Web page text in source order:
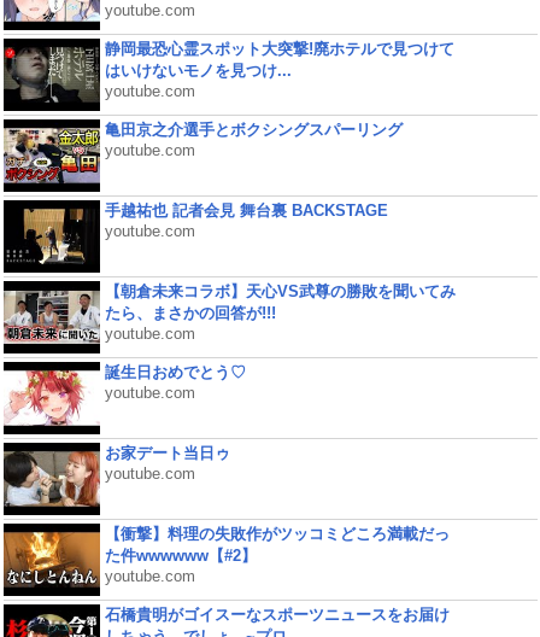
youtube.com
静岡最恐心霊スポット大突撃!廃ホテルで見つけて
はいけないモノを見つけ...
youtube.com
亀田京之介選手とボクシングスパーリング
youtube.com
手越祐也 記者会見 舞台裏 BACKSTAGE
youtube.com
【朝倉未来コラボ】天心VS武尊の勝敗を聞いてみ
たら、まさかの回答が!!!
youtube.com
誕生日おめでとう♡
youtube.com
お家デート当日ゥ
youtube.com
【衝撃】料理の失敗作がツッコミどころ満載だっ
た件wwwwww【#2】
youtube.com
石橋貴明がゴイスーなスポーツニュースをお届け